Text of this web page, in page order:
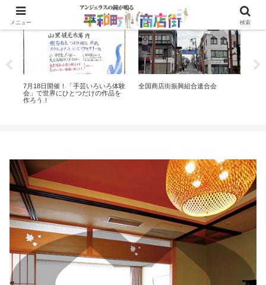
イベント
7月18日開催！「手芸いろいろ体験
会」で世界にひとつだけの作品を
作ろう！
ニュースリリース
全国商店街振興組合連合会
メニュー 検索